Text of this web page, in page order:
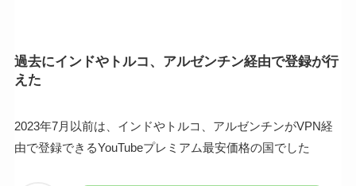
過去にインドやトルコ、アルゼンチン経由で登録が行
えた
2023年7月以前は、インドやトルコ、アルゼンチンがVPN経
由で登録できるYouTubeプレミアム最安価格の国でした